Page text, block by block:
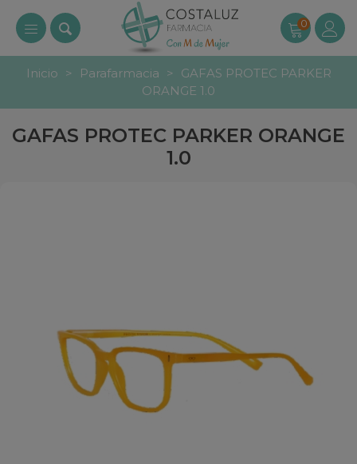
0
Inicio > Parafarmacia >
GAFAS PROTEC PARKER
ORANGE 1.0
GAFAS PROTEC PARKER ORANGE
1.0